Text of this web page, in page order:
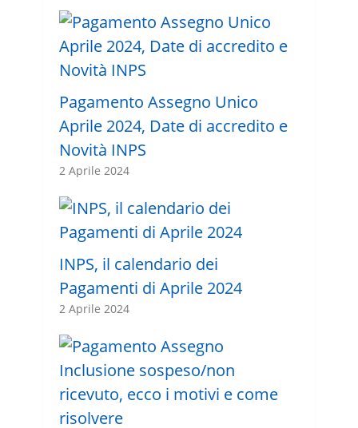
Pagamento Assegno Unico
Aprile 2024, Date di accredito e
Novità INPS
2 Aprile 2024
INPS, il calendario dei
Pagamenti di Aprile 2024
2 Aprile 2024